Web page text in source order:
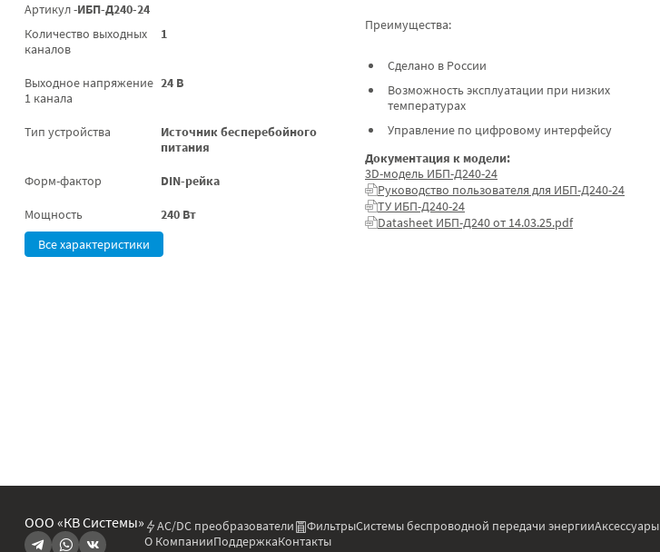
Артикул -ИБП-Д240-24
Количество выходных
каналов
1
Выходное напряжение
1 канала
24 В
Тип устройства
Источник бесперебойного
питания
Форм-фактор DIN-рейка
Мощность
240 Вт
Все характеристики
Преимущества:
Сделано в России
Возможность эксплуатации при низких
температурах
Управление по цифровому интерфейсу
Документация к модели:
3D-модель ИБП-Д240-24
Руководство пользователя для ИБП-Д240-24
ТУ ИБП-Д240-24
Datasheet ИБП-Д240 от 14.03.25.pdf
ООО «КВ Системы» AC/DC преобразователи ФильтрыСистемы беспроводной передачи энергииАксессуары
О КомпанииПоддержкаКонтакты